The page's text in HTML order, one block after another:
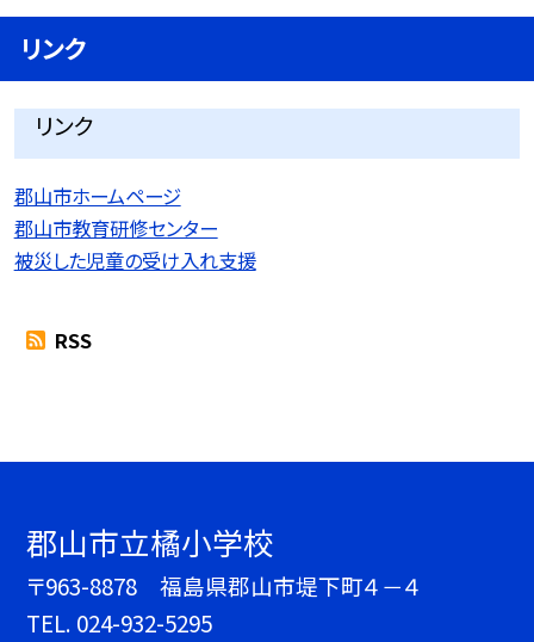
リンク
リンク
郡山市ホームページ
郡山市教育研修センター
被災した児童の受け入れ支援
RSS
郡山市立橘小学校
〒963-8878 福島県郡山市堤下町４－４
TEL. 024-932-5295